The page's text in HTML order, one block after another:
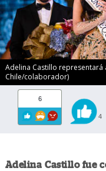
Adelina Castillo representará
Chile/colaborador)
6
4
Adelina Castillo fue